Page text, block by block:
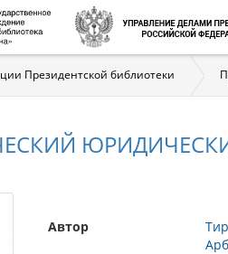
Президентской библиотеки
Автор